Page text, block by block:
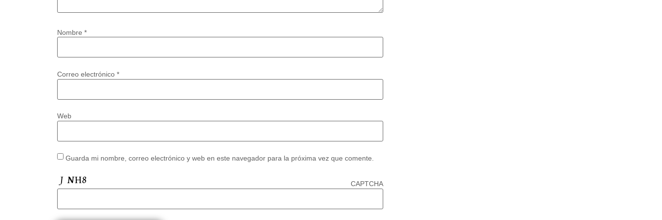
Nombre *
Correo electrónico *
Web
Guarda mi nombre, correo electrónico y web en este navegador para la próxima vez que comente.
CAPTCHA